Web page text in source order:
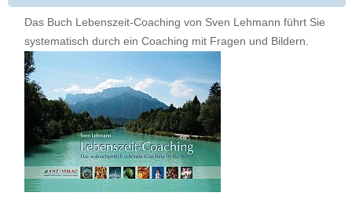
Das Buch Lebenszeit-Coaching von Sven Lehmann führt Sie
systematisch durch ein Coaching mit Fragen und Bildern.